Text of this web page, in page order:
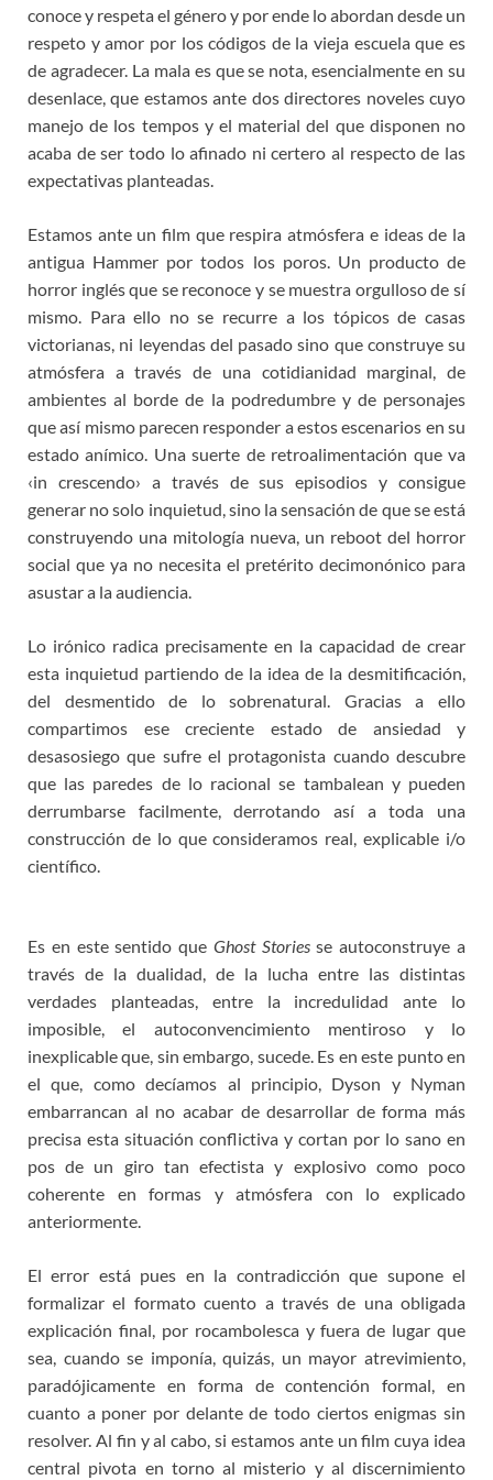
o
k
r
o
n
n
k
e
e
s
t
conoce y respeta el género y por ende lo abordan desde un
respeto y amor por los códigos de la vieja escuela que es
de agradecer. La mala es que se nota, esencialmente en su
desenlace, que estamos ante dos directores noveles cuyo
manejo de los tempos y el material del que disponen no
acaba de ser todo lo afinado ni certero al respecto de las
expectativas planteadas.
Estamos ante un film que respira atmósfera e ideas de la
antigua Hammer por todos los poros. Un producto de
horror inglés que se reconoce y se muestra orgulloso de sí
mismo. Para ello no se recurre a los tópicos de casas
victorianas, ni leyendas del pasado sino que construye su
atmósfera a través de una cotidianidad marginal, de
ambientes al borde de la podredumbre y de personajes
que así mismo parecen responder a estos escenarios en su
estado anímico. Una suerte de retroalimentación que va
‹in crescendo› a través de sus episodios y consigue
generar no solo inquietud, sino la sensación de que se está
construyendo una mitología nueva, un reboot del horror
social que ya no necesita el pretérito decimonónico para
asustar a la audiencia.
Lo irónico radica precisamente en la capacidad de crear
esta inquietud partiendo de la idea de la desmitificación,
del desmentido de lo sobrenatural. Gracias a ello
compartimos ese creciente estado de ansiedad y
desasosiego que sufre el protagonista cuando descubre
que las paredes de lo racional se tambalean y pueden
derrumbarse facilmente, derrotando así a toda una
construcción de lo que consideramos real, explicable i/o
científico.
Es en este sentido que Ghost Storiesse autoconstruye a
través de la dualidad, de la lucha entre las distintas
verdades planteadas, entre la incredulidad ante lo
imposible, el autoconvencimiento mentiroso y lo
inexplicable que, sin embargo, sucede. Es en este punto en
el que, como decíamos al principio, Dyson y Nyman
embarrancan al no acabar de desarrollar de forma más
precisa esta situación conflictiva y cortan por lo sano en
pos de un giro tan efectista y explosivo como poco
coherente en formas y atmósfera con lo explicado
anteriormente.
El error está pues en la contradicción que supone el
formalizar el formato cuento a través de una obligada
explicación final, por rocambolesca y fuera de lugar que
sea, cuando se imponía, quizás, un mayor atrevimiento,
paradójicamente en forma de contención formal, en
cuanto a poner por delante de todo ciertos enigmas sin
resolver. Al fin y al cabo, si estamos ante un film cuya idea
central pivota en torno al misterio y al discernimiento